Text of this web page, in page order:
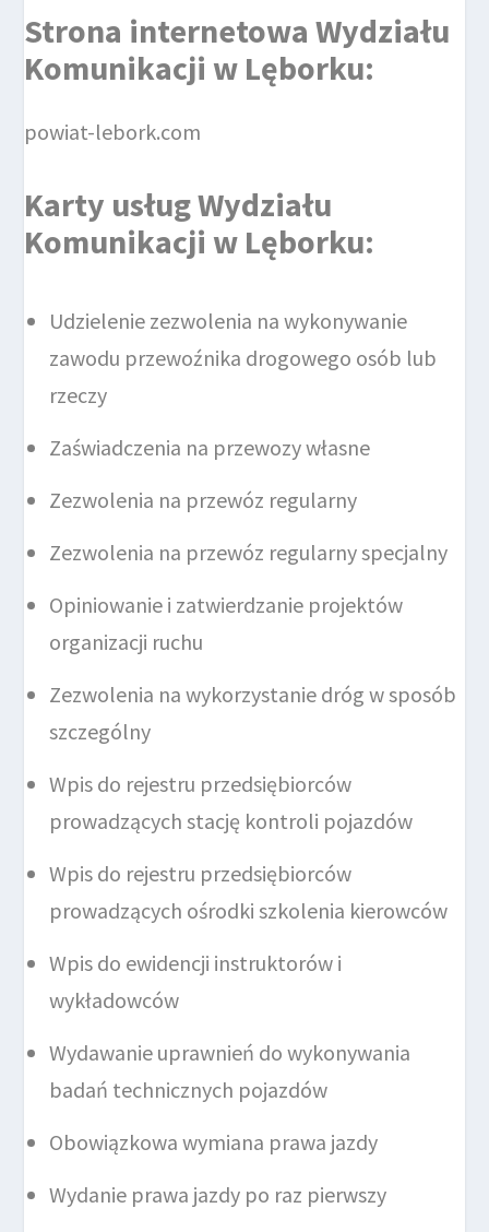
Strona internetowaWydziału
Komunikacji w Lęborku:
powiat-lebork.com
Karty usług Wydziału
Komunikacji w Lęborku:
Udzielenie zezwolenia na wykonywanie
zawodu przewoźnika drogowego osób lub
rzeczy
Zaświadczenia na przewozy własne
Zezwolenia na przewóz regularny
Zezwolenia na przewóz regularny specjalny
Opiniowanie i zatwierdzanie projektów
organizacji ruchu
Zezwolenia na wykorzystanie dróg w sposób
szczególny
Wpis do rejestru przedsiębiorców
prowadzących stację kontroli pojazdów
Wpis do rejestru przedsiębiorców
prowadzących ośrodki szkolenia kierowców
Wpis do ewidencji instruktorów i
wykładowców
Wydawanie uprawnień do wykonywania
badań technicznych pojazdów
Obowiązkowa wymiana prawa jazdy
Wydanie prawa jazdy po raz pierwszy